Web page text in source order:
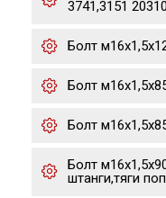
3741,3151
Болт
Болт
Болт
Болт
штанги,тяги